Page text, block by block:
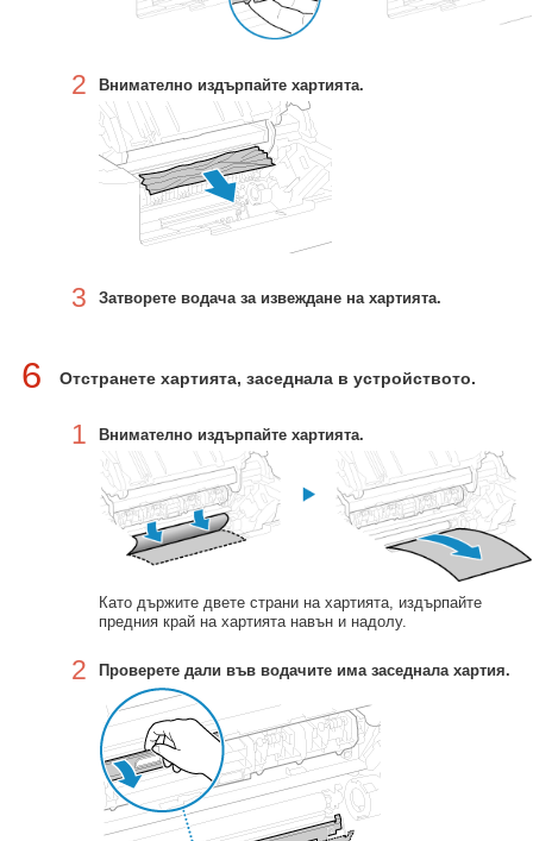
2 Внимателно издърпайте хартията.
3 Затворете водача за извеждане на хартията.
6 Отстранете хартията, заседнала в устройството.
1 Внимателно издърпайте хартията.
Като държите двете страни на хартията, издърпайте
предния край на хартията навън и надолу.
2 Проверете дали във водачите има заседнала хартия.